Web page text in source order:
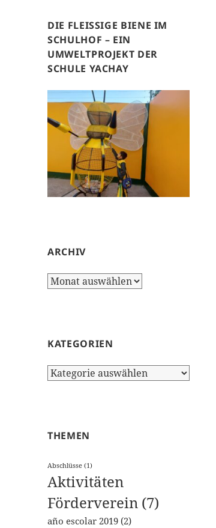
DIE FLEISSIGE BIENE IM
SCHULHOF – EIN
UMWELTPROJEKT DER
SCHULE YACHAY
ARCHIV
Archiv
KATEGORIEN
Kategorien
THEMEN
Abschlüsse (1)
Aktivitäten
Förderverein (7)
año escolar 2019 (2)